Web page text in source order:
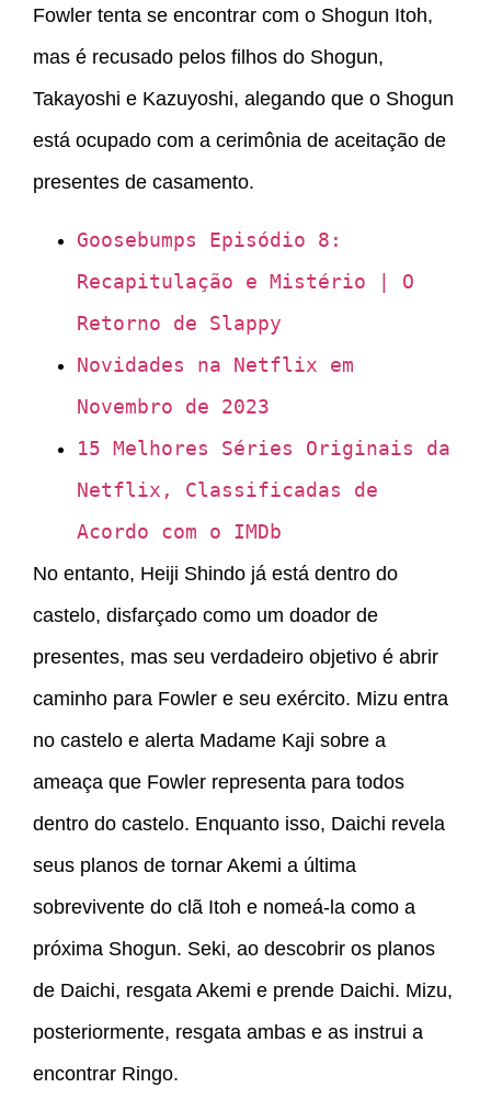
Fowler tenta se encontrar com o Shogun Itoh,
mas é recusado pelos filhos do Shogun,
Takayoshi e Kazuyoshi, alegando que o Shogun
está ocupado com a cerimônia de aceitação de
presentes de casamento.
Goosebumps Episódio 8:
Recapitulação e Mistério | O
Retorno de Slappy
Novidades na Netflix em
Novembro de 2023
15 Melhores Séries Originais da
Netflix, Classificadas de
Acordo com o IMDb
No entanto, Heiji Shindo já está dentro do
castelo, disfarçado como um doador de
presentes, mas seu verdadeiro objetivo é abrir
caminho para Fowler e seu exército. Mizu entra
no castelo e alerta Madame Kaji sobre a
ameaça que Fowler representa para todos
dentro do castelo. Enquanto isso, Daichi revela
seus planos de tornar Akemi a última
sobrevivente do clã Itoh e nomeá-la como a
próxima Shogun. Seki, ao descobrir os planos
de Daichi, resgata Akemi e prende Daichi. Mizu,
posteriormente, resgata ambas e as instrui a
encontrar Ringo.